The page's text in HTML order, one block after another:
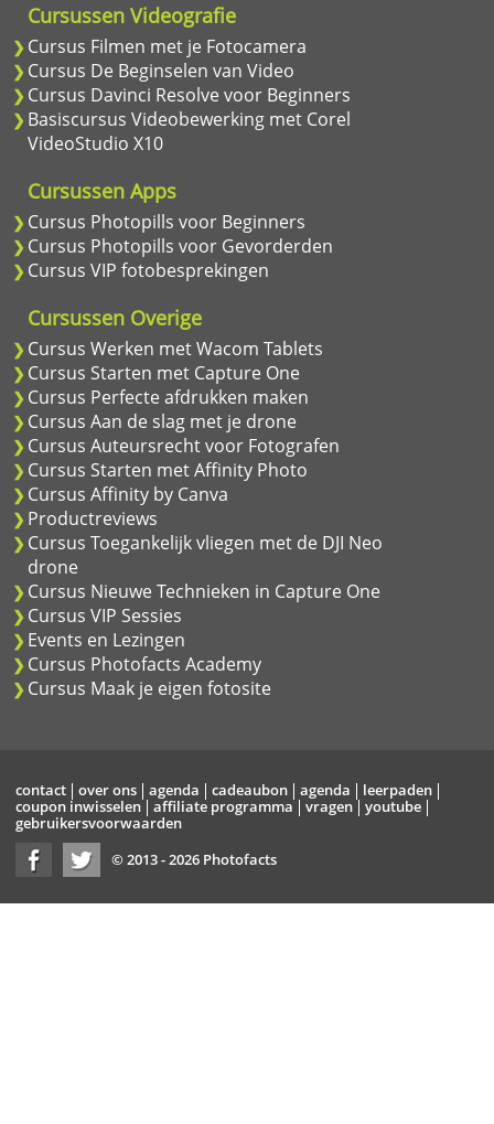
Cursussen Videografie
Cursus Filmen met je Fotocamera
Cursus De Beginselen van Video
Cursus Davinci Resolve voor Beginners
Basiscursus Videobewerking met Corel
VideoStudio X10
Cursussen Apps
Cursus Photopills voor Beginners
Cursus Photopills voor Gevorderden
Cursus VIP fotobesprekingen
Cursussen Overige
Cursus Werken met Wacom Tablets
Cursus Starten met Capture One
Cursus Perfecte afdrukken maken
Cursus Aan de slag met je drone
Cursus Auteursrecht voor Fotografen
Cursus Starten met Affinity Photo
Cursus Affinity by Canva
Productreviews
Cursus Toegankelijk vliegen met de DJI Neo
drone
Cursus Nieuwe Technieken in Capture One
Cursus VIP Sessies
Events en Lezingen
Cursus Photofacts Academy
Cursus Maak je eigen fotosite
contact over ons agenda cadeaubon agenda
leerpaden
coupon inwisselen
affiliate programma vragen
youtube
gebruikersvoorwaarden
© 2013 - 2026 Photofacts